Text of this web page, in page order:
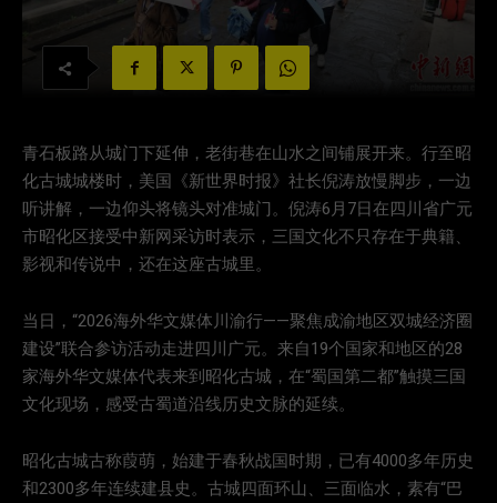
青石板路从城门下延伸，老街巷在山水之间铺展开来。行至昭
化古城城楼时，美国《新世界时报》社长倪涛放慢脚步，一边
听讲解，一边仰头将镜头对准城门。倪涛6月7日在四川省广元
市昭化区接受中新网采访时表示，三国文化不只存在于典籍、
影视和传说中，还在这座古城里。
当日，“2026海外华文媒体川渝行——聚焦成渝地区双城经济圈
建设”联合参访活动走进四川广元。来自19个国家和地区的28
家海外华文媒体代表来到昭化古城，在“蜀国第二都”触摸三国
文化现场，感受古蜀道沿线历史文脉的延续。
昭化古城古称葭萌，始建于春秋战国时期，已有4000多年历史
和2300多年连续建县史。古城四面环山、三面临水，素有“巴